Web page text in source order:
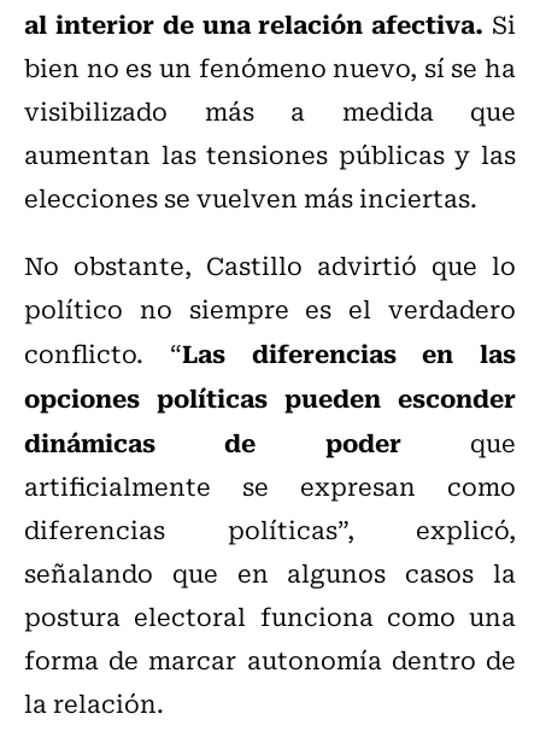
al interior de una relación afectiva. Si
bien no es un fenómeno nuevo, sí se ha
visibilizado más a medida que
aumentan las tensiones públicas y las
elecciones se vuelven más inciertas.
No obstante, Castillo advirtió que lo
político no siempre es el verdadero
conflicto. “Las diferencias en las
opciones políticas pueden esconder
dinámicas de poderque
artificialmente se expresan como
diferencias políticas”, explicó,
señalando que en algunos casos la
postura electoral funciona como una
forma de marcar autonomía dentro de
la relación.